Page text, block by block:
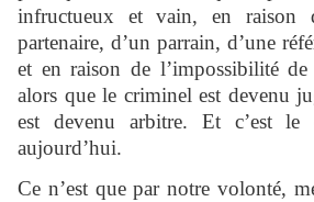
infructueux et vain, en raison
partenaire, d’un parrain, d’une
et en raison de l’impossibilité
alors que le criminel est devenu
est devenu arbitre. Et c’est le
aujourd’hui.
Ce n’est que par notre volonté,